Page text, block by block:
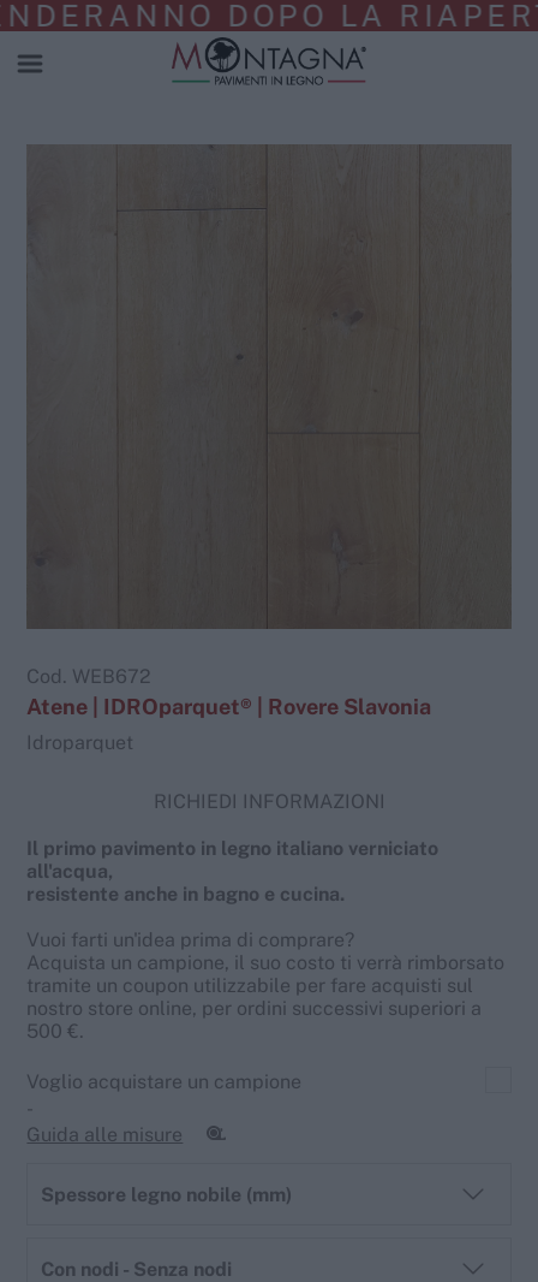
DOPO LA RIAPERTURA
Cod. WEB672
Atene | IDROparquet® | Rovere Slavonia
Idroparquet
RICHIEDI INFORMAZIONI
Il primo pavimento in legno italiano verniciato
all'acqua,
resistente anche in bagno e cucina.
Vuoi farti un'idea prima di comprare?
Acquista un campione, il suo costo ti verrà rimborsato
tramite un coupon utilizzabile per fare acquisti sul
nostro store online, per ordini successivi superiori a
500 €.
Voglio acquistare un campione
-
Guida alle misure
Spessore legno nobile (mm)
Con nodi - Senza nodi